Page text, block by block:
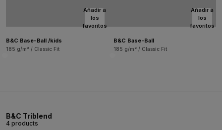
Añadir a
los
favoritos
B&C Base-Ball /kids
185 g/m² / Classic Fit
Añadir a
los
favoritos
B&C Base-Ball
185 g/m² / Classic Fit
B&C Triblend
4 products